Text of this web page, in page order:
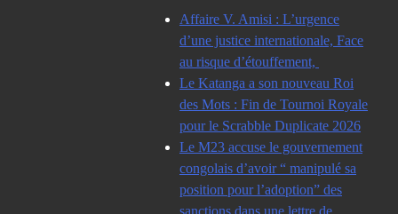
Affaire V. Amisi : L’urgence
d’une justice internationale, Face
au risque d’étouffement,
Le Katanga a son nouveau Roi
des Mots : Fin de Tournoi Royale
pour le Scrabble Duplicate 2026
Le M23 accuse le gouvernement
congolais d’avoir “ manipulé sa
position pour l’adoption” des
sanctions dans une lettre de